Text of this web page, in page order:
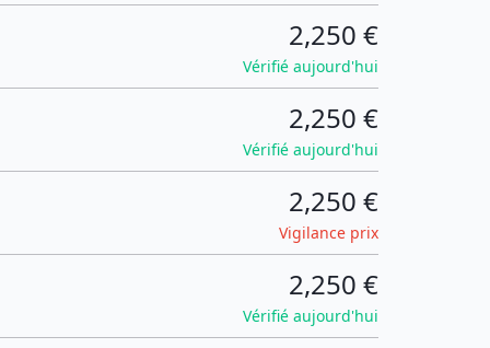
2,250 €
Vérifié aujourd'hui
2,250 €
Vérifié aujourd'hui
2,250 €
Vigilance prix
2,250 €
Vérifié aujourd'hui